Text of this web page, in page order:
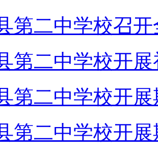
第二中学校召
第二中学校开
第二中学校开
第二中学校开